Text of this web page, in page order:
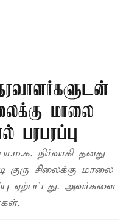
மாலை
பரபரப்பு
நிர்வாகி தனது
குரு சிலைக்கு மாலை
ஏற்பட்டது. அவர்களை